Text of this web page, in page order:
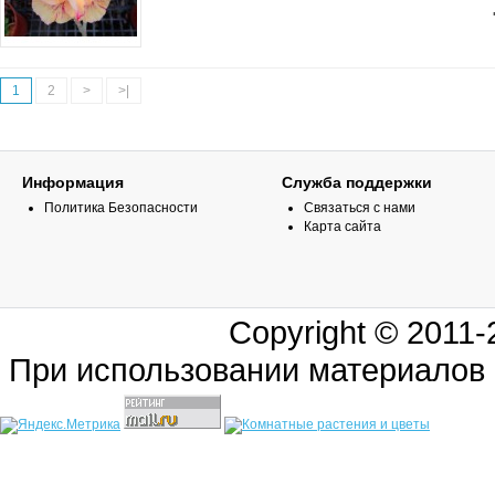
1 2 > >|
Информация
Политика Безопасности
Служба поддержки
Связаться с нами
Карта сайта
Copyright ©
При использовании